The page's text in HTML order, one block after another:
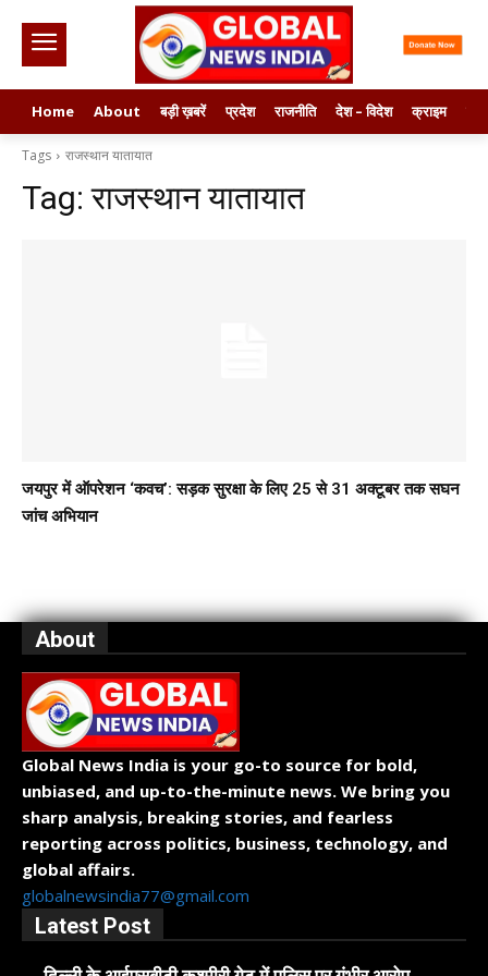
Home About बड़ी ख़बरें प्रदेश राजनीति देश – विदेश क्राइम
Tags राजस्थान यातायात
Tag:राजस्थान यातायात
जयपुर में ऑपरेशन ‘कवच’: सड़क सुरक्षा के लिए 25 से 31 अक्टूबर तक सघन
जांच अभियान
About
Global News India is your go-to source for bold,
unbiased, and up-to-the-minute news. We bring you
sharp analysis, breaking stories, and fearless
reporting across politics, business, technology, and
global affairs.
globalnewsindia77@gmail.com
Latest Post